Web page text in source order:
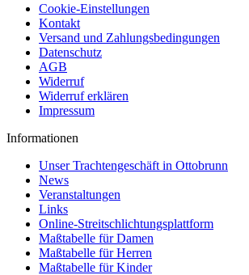
Cookie-Einstellungen
Kontakt
Versand und Zahlungsbedingungen
Datenschutz
AGB
Widerruf
Widerruf erklären
Impressum
Informationen
Unser Trachtengeschäft in Ottobrunn
News
Veranstaltungen
Links
Online-Streitschlichtungsplattform
Maßtabelle für Damen
Maßtabelle für Herren
Maßtabelle für Kinder